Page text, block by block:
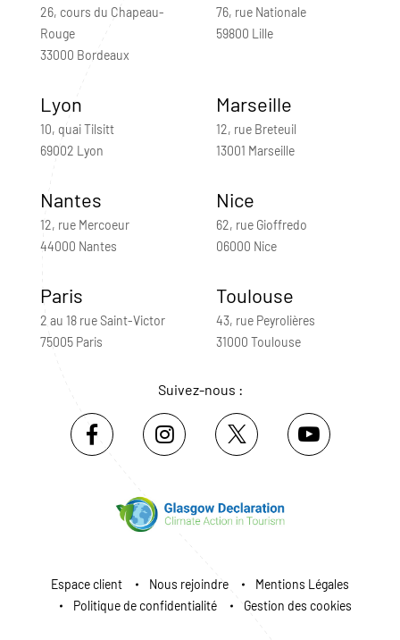
26, cours du Chapeau-
Rouge
33000 Bordeaux
76, rue Nationale
59800 Lille
Lyon
10, quai Tilsitt
69002 Lyon
Marseille
12, rue Breteuil
13001 Marseille
Nantes
12, rue Mercoeur
44000 Nantes
Nice
62, rue Gioffredo
06000 Nice
Paris
2 au 18 rue Saint-Victor
75005 Paris
Toulouse
43, rue Peyrolières
31000 Toulouse
Suivez-nous :
Espace client Nous rejoindre
Mentions Légales
Politique de confidentialité
Gestion des cookies